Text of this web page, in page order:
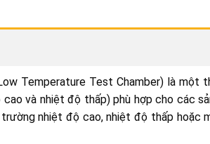
Temperature Test Chamber) là một
và nhiệt độ thấp) phù hợp cho các
nhiệt độ cao, nhiệt độ thấp hoặc